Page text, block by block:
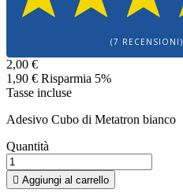
(7 RECENSIONI)
2,00 €
1,90 € Risparmia 5%
Tasse incluse
Adesivo Cubo di Metatron bianco
Quantità
 Aggiungi al carrello